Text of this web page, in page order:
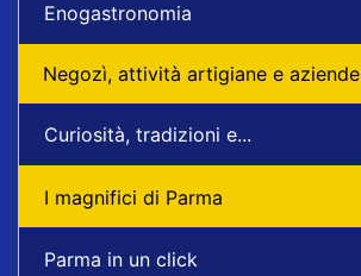
Enogastronomia
Negozì, attività artigiane e aziende
Curiosità, tradizioni e...
I magnifici di Parma
Parma in un click